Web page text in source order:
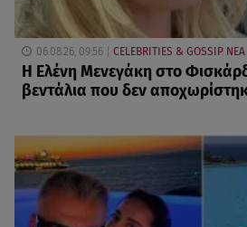
06.08.26, 09:56 CELEBRITIES & GOSSIP ΝΕΑ
Η Ελένη Μενεγάκη στο
βεντάλια που δεν